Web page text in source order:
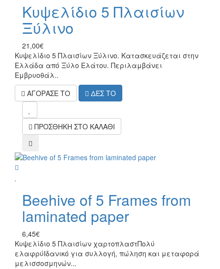
Κυψελίδιο 5 Πλαισίων
Ξύλινο
21,00€
Κυψελίδιο 5 Πλαισίων Ξύλινο. Κατασκευάζεται στην
Ελλάδα από Ξύλο Ελάτου. Περιλαμβάνει
Εμβρυοθάλ..
ΑΓΟΡΑΣΕ ΤΟ
ΔΕΣ ΤΟ
ΠΡΟΣΘΗΚΗ ΣΤΟ ΚΑΛΑΘΙ
compare
Beehive of 5 Frames from
laminated paper
6,45€
Κυψελίδιο 5 Πλαισίων χαρτοπλαστΠολύ
ελαφρύΙδανικό για συλλογή, πώληση και μεταφορά
μελισσοσμηνών...